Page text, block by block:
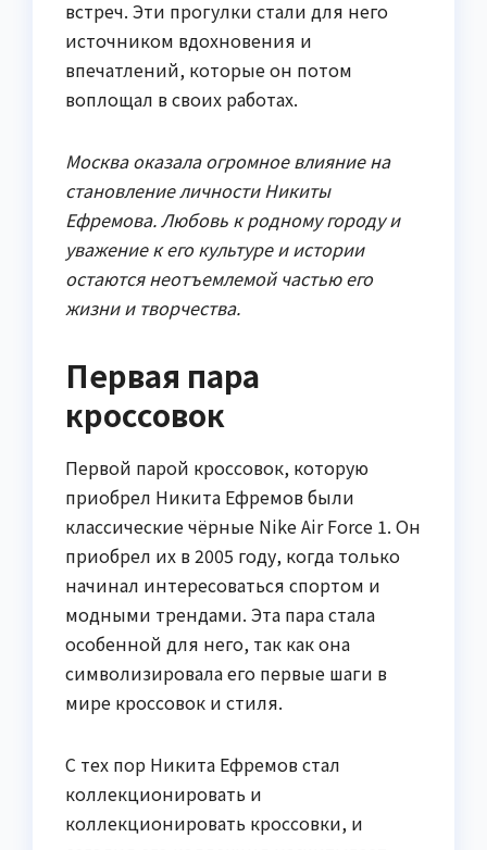
встреч. Эти прогулки стали для него
источником вдохновения и
впечатлений, которые он потом
воплощал в своих работах.
Москва оказала огромное влияние на
становление личности Никиты
Ефремова. Любовь к родному городу и
уважение к его культуре и истории
остаются неотъемлемой частью его
жизни и творчества.
Первая пара
кроссовок
Первой парой кроссовок, которую
приобрел Никита Ефремов были
классические чёрные Nike Air Force 1. Он
приобрел их в 2005 году, когда только
начинал интересоваться спортом и
модными трендами. Эта пара стала
особенной для него, так как она
символизировала его первые шаги в
мире кроссовок и стиля.
С тех пор Никита Ефремов стал
коллекционировать и
коллекционировать кроссовки, и